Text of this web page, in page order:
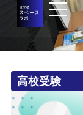
高校受験